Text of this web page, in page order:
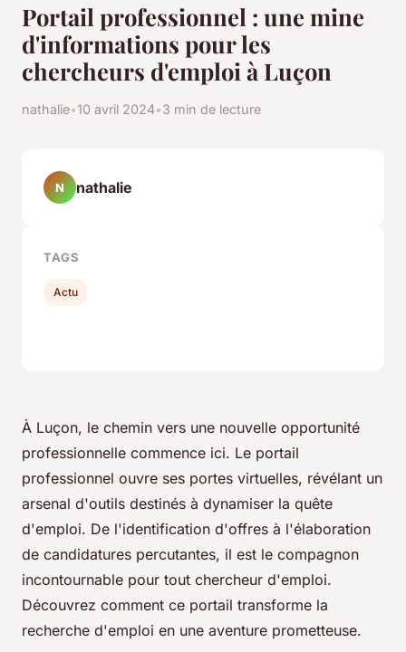
Portail professionnel : une mine
d'informations pour les
chercheurs d'emploi à Luçon
nathalie•10 avril 2024•3 min de lecture
À Luçon, le chemin vers une nouvelle opportunité
professionnelle commence ici. Le portail
professionnel ouvre ses portes virtuelles, révélant un
arsenal d'outils destinés à dynamiser la quête
d'emploi. De l'identification d'offres à l'élaboration
de candidatures percutantes, il est le compagnon
incontournable pour tout chercheur d'emploi.
Découvrez comment ce portail transforme la
recherche d'emploi en une aventure prometteuse.
N nathalie
TAGS
Actu